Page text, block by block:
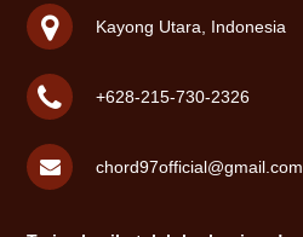
Kayong Utara, Indonesia
+628-215-730-2326
chord97official@gmail.com